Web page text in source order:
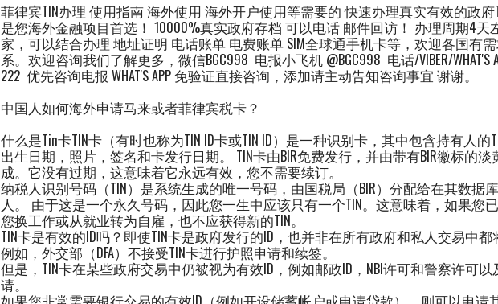
菲律宾TIN办理 使用指南 海外使用 海外开户使用等需要的 快速办理真实有效的政府
是您海外金融项目首选！ 10000%真实政府存档 可以电话 邮件回访！ 办理周期4天
家，可以结合办理 地址证明 电话账单 电费账单 SIM全球通手机卡等，欢迎各国有
系。欢迎咨询我们了解更多，微信BGC998 电报小飞机 @BGC998 电话/VIBER/WHAT'S
222 优先咨询电报 WHAT'S APP 免验证直接咨询，添加请主动告知咨询事宜 谢谢。
中国人如何海外申请马来或者菲律宾税卡？
什么是Tin卡TIN卡（有时也称为TIN ID卡或TIN ID）是一种识别卡，其中包含持有人的
出生日期，照片，签名和卡发行日期。 TIN卡由BIR免费发行，并由带有BIR徽标的
成。它没有过期，这意味着它永远有效，您不需要续订。
纳税人识别号码（TIN）是系统生成的唯一号码，由国税局（BIR）分配给在其数据
人。 由于这是一个永久号码，因此您一生中应该只有一个TIN。这意味着，如果您
您换工作或从就业转为自雇，也不应获得新的TIN。
TIN卡是有效的ID吗？即使TIN卡是政府发行的ID，也并非在所有政府和私人交易中都
例如，外交部（DFA）不接受TIN卡进行护照申请和续签。
但是，TIN卡在某些政府交易中仍被视为有效ID，例如邮政ID，NBI许可和警察许可以
请。